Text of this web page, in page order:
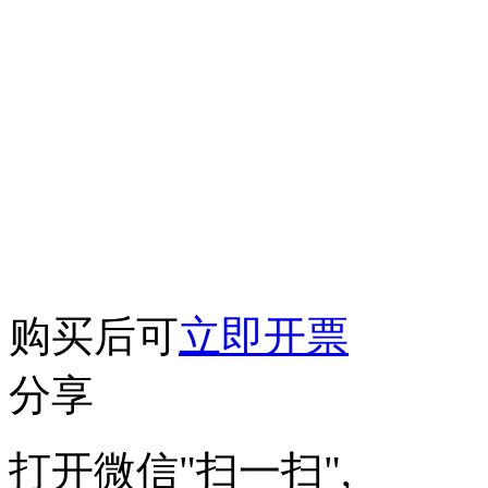
购买后可立即开票
分享
打开微信"扫一扫",